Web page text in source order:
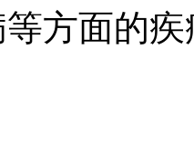
方面的疾